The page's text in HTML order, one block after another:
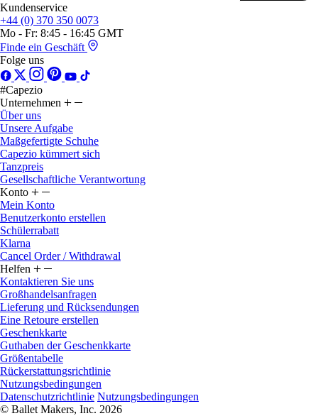
Kundenservice
+44 (0) 370 350 0073
Mo - Fr: 8:45 - 16:45 GMT
Finde ein Geschäft
Folge uns
#Capezio
Unternehmen
Über uns
Unsere Aufgabe
Maßgefertigte Schuhe
Capezio kümmert sich
Tanzpreis
Gesellschaftliche Verantwortung
Konto
Mein Konto
Benutzerkonto erstellen
Schülerrabatt
Klarna
Cancel Order / Withdrawal
Helfen
Kontaktieren Sie uns
Großhandelsanfragen
Lieferung und Rücksendungen
Eine Retoure erstellen
Geschenkkarte
Guthaben der Geschenkkarte
Größentabelle
Rückerstattungsrichtlinie
Nutzungsbedingungen
Datenschutzrichtlinie Nutzungsbedingungen
© Ballet Makers, Inc. 2026